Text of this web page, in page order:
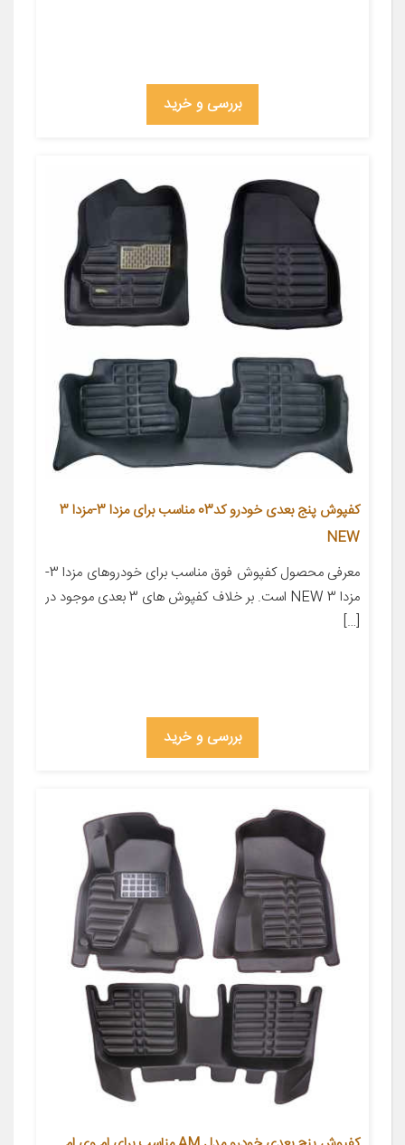
بررسی و خرید
کفپوش پنج بعدی خودرو کد03 مناسب برای مزدا 3-مزدا 3
NEW
معرفی محصول کفپوش فوق مناسب برای خودروهای مزدا 3-
مزدا 3 NEW است. بر خلاف کفپوش های 3 بعدی موجود در
[…]
بررسی و خرید